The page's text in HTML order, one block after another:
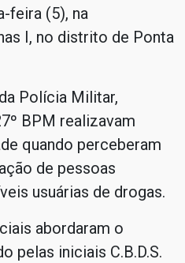
feira (5), na
I, no distrito de Ponta
Polícia Militar,
BPM realizavam
quando perceberam
de pessoas
usuárias de drogas.
abordaram o
pelas iniciais C.B.D.S.